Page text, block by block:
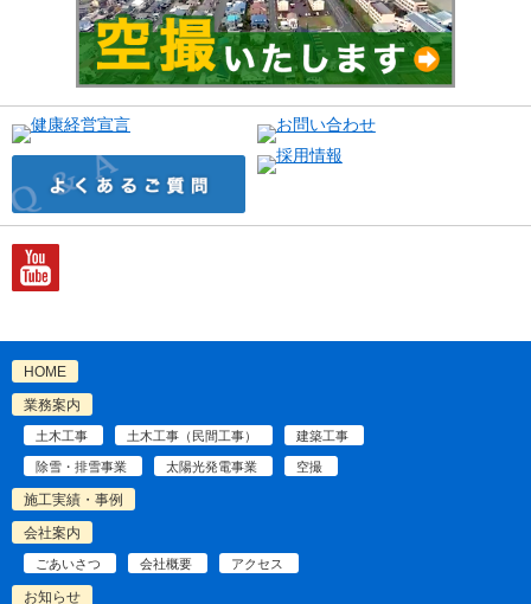
HOME
業務案内
土木工事 土木工事（民間工事） 建築工事
除雪・排雪事業 太陽光発電事業 空撮
施工実績・事例
会社案内
ごあいさつ 会社概要 アクセス
お知らせ